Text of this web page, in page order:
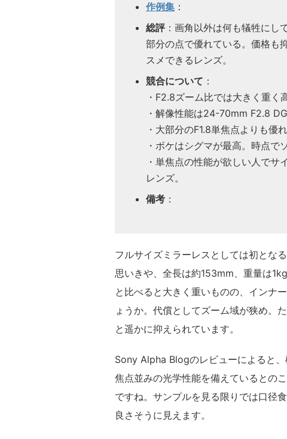
作例集 ：
総評 ：画角以外は何も犠牲にし
部分の点で優れている。価格も
スメできるレンズ。
競合について ：
・F2.8ズーム比では大きく重く
・解像性能は24-70mm F2.8
・大部分のF1.8単焦点よりも優れ
・ボケはシグマが最高。時点で
・単焦点の性能が欲しい人で
レンズ。
備考 ：
フルサイズミラーレスとしては初とな
思いきや、全長は約153mm、重量は
と比べると大きく重いものの、インナ
ょうか。代償としてズーム域が狭め。
と遥かに抑えられています。
Sony Alpha Blogのレビューによると
焦点並みの光学性能を備えているとの
ですね。サンプルを見る限りでは口径
良さそうに見えます。